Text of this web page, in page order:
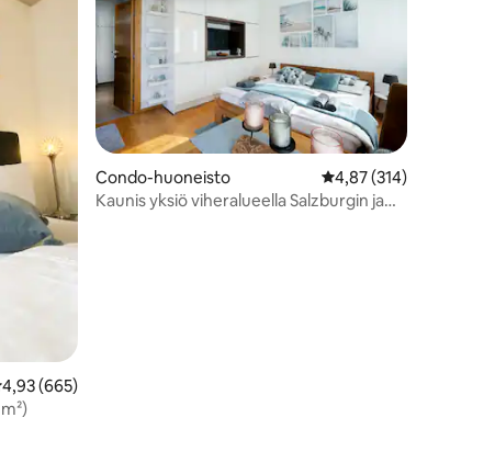
arvio 4,93/5, 665 arvostelua
4,93 (665)
Condo-huoneisto Keskimääräinen arvio
4,87 (314)
Kaunis yksiö viheralueella Salzburgin ja